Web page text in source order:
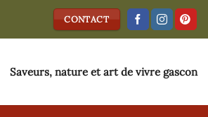
CONTACT
Saveurs, nature et art de vivre gascon